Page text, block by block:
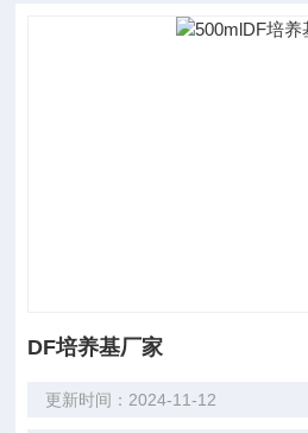
DF培养基厂家
更新时间：2024-11-12